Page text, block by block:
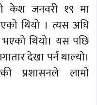
केश जनवरी १९ मा
थियो । त्यस अघि
भएको थियो। यस पछि
देखा पर्न थाल्यो।
प्रशासनले लामो